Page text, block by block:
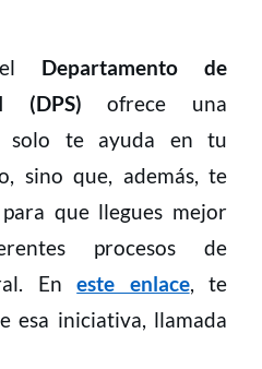
Departamento de
(DPS)ofrece una
solo te ayuda en tu
sino que, además, te
que llegues mejor
procesos de
Eneste enlace, te
esa iniciativa, llamada